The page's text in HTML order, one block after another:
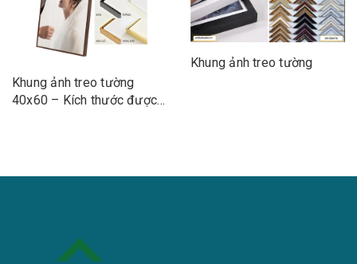
Khung ảnh treo tường
40x60 – Kích thước được
Khung ảnh treo tường